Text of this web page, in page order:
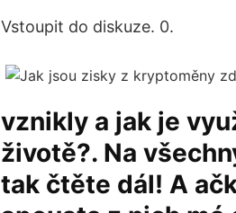
Vstoupit do diskuze. 0.
vznikly a jak je
životě?. Na
tak čtěte dál! A